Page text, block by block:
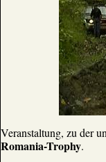
Veranstaltung, zu der
Romania-Trophy.